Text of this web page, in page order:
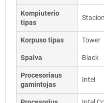
Kompiuterio
tipas
Korpuso tipas Tower
Spalva Black
Procesoriaus
gamintojas
Intel